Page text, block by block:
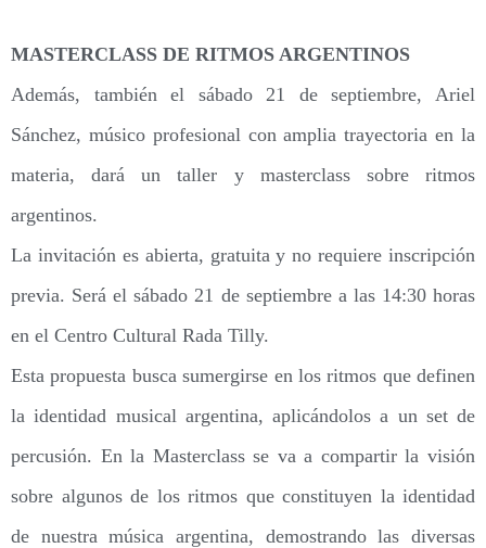
MASTERCLASS DE RITMOS ARGENTINOS
Además, también el sábado 21 de septiembre, Ariel
Sánchez, músico profesional con amplia trayectoria en la
materia, dará un taller y masterclass sobre ritmos
argentinos.
La invitación es abierta, gratuita y no requiere inscripción
previa. Será el sábado 21 de septiembre a las 14:30 horas
en el Centro Cultural Rada Tilly.
Esta propuesta busca sumergirse en los ritmos que definen
la identidad musical argentina, aplicándolos a un set de
percusión. En la Masterclass se va a compartir la visión
sobre algunos de los ritmos que constituyen la identidad
de nuestra música argentina, demostrando las diversas